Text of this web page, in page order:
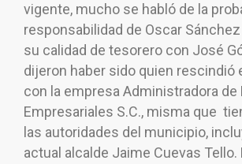
vigente, mucho se habló de la
responsabilidad de Oscar
su calidad de tesorero con José
dijeron haber sido quien rescindió
con la empresa Administradora de
Empresariales S.C., misma que
las autoridades del municipio,
actual alcalde Jaime Cuevas Tello.